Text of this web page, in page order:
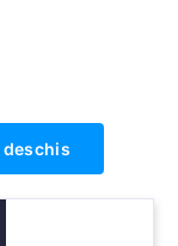
deschis